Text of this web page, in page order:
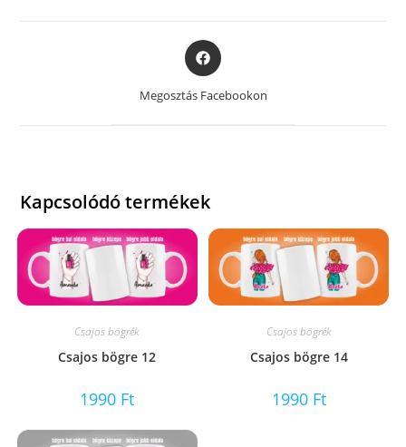
Opens
in
a
Megosztás Facebookon
Kapcsolódó termékek
Csajos bögrék
Csajos bögre 12
1990 Ft
Csajos bögrék
Csajos bögre 14
1990 Ft